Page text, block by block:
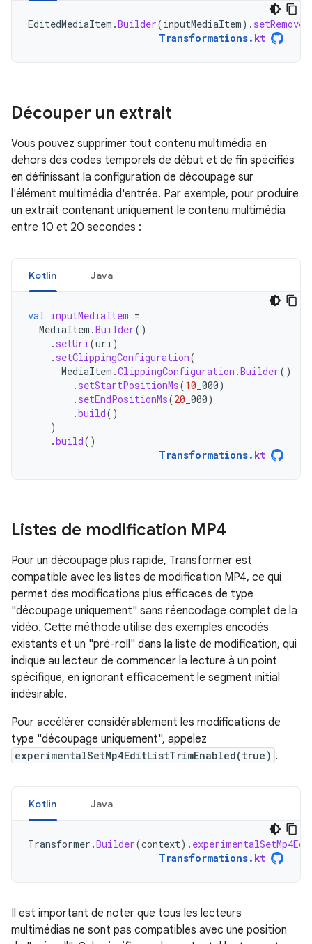
EditedMediaItem .Builder(inputMediaItem).
Transformations. kt
Découper un extrait
Vous pouvez supprimer tout contenu multimédia en
dehors des codes temporels de début et de fin spécifiés
en définissant la configuration de découpage sur
l'élément multimédia d'entrée. Par exemple, pour produire
un extrait contenant uniquement le contenu multimédia
entre 10 et 20 secondes :
Kotlin Java
val inputMediaItem =
MediaItem .Builder()
. setUri(uri)
. setClippingConfiguration(
MediaItem .ClippingConfiguration .Builder()
. setStartPositionMs(10 _000)
. setEndPositionMs(20 _000)
.build()
)
.build()
Transformations. kt
Listes de modification MP4
Pour un découpage plus rapide, Transformer est
compatible avec les listes de modification MP4, ce qui
permet des modifications plus efficaces de type
"découpage uniquement" sans réencodage complet de la
vidéo. Cette méthode utilise des exemples encodés
existants et un "pré-roll" dans la liste de modification, qui
indique au lecteur de commencer la lecture à un point
spécifique, en ignorant efficacement le segment initial
indésirable.
Pour accélérer considérablement les modifications de
type "découpage uniquement", appelez
experimentalSetMp4EditListTrimEnabled(true) .
Kotlin Java
Transformer .Builder(context).
Transformations. kt
Il est important de noter que tous les lecteurs
multimédias ne sont pas compatibles avec une position